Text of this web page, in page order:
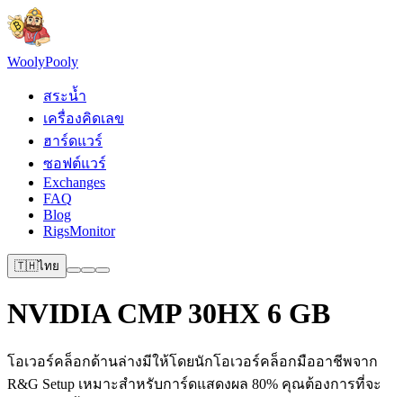
WoolyPooly
สระน้ำ
เครื่องคิดเลข
ฮาร์ดแวร์
ซอฟต์แวร์
Exchanges
FAQ
Blog
RigsMonitor
🇹🇭ไทย
NVIDIA CMP 30HX 6 GB
โอเวอร์คล็อกด้านล่างมีให้โดยนักโอเวอร์คล็อกมืออาชีพจาก
R&G Setup เหมาะสำหรับการ์ดแสดงผล 80% คุณต้องการที่จะ